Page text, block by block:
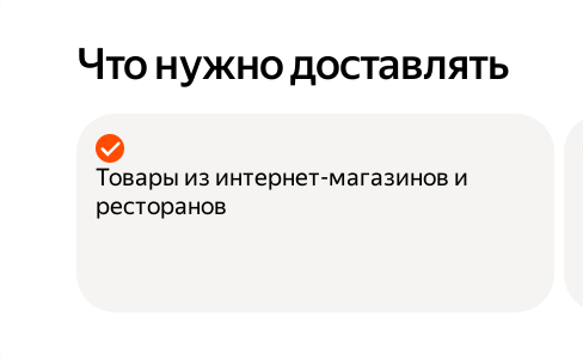
Что нужно доставлять
Товары из интернет-магазинов и
ресторанов